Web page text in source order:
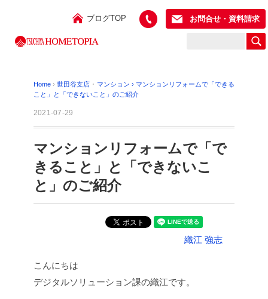
ブログTOP お問合せ・資料請求
Home › 世田谷支店 ･ マンション › マンションリフォームで「できる
こと」と「できないこと」のご紹介
2021-07-29
マンションリフォームで「で
きること」と「できないこ
と」のご紹介
織江 強志
こんにちは
デジタルソリューション課の織江です。